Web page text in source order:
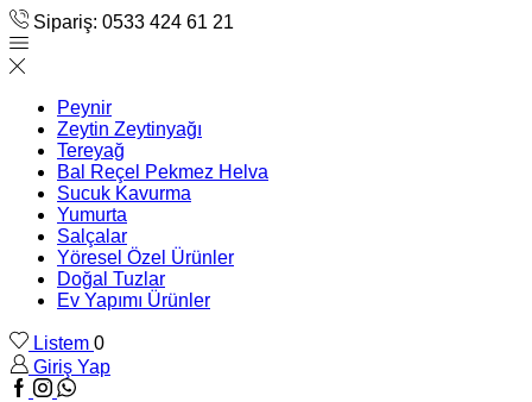
Sipariş: 0533 424 61 21
Peynir
Zeytin Zeytinyağı
Tereyağ
Bal Reçel Pekmez Helva
Sucuk Kavurma
Yumurta
Salçalar
Yöresel Özel Ürünler
Doğal Tuzlar
Ev Yapımı Ürünler
Listem 0
Giriş Yap
Facebook
Instagram
WhatsApp